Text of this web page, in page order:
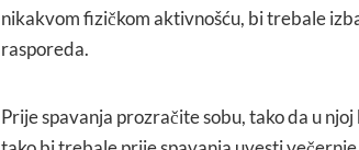
nikakvom fizičkom aktivnošću, bi trebale
rasporeda.
Prije spavanja prozračite sobu, tako da u